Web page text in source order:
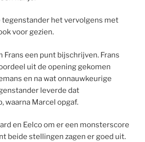
tegenstander het vervolgens met
voor gezien.
Frans een punt bijschrijven. Frans
uit de opening gekomen
en na wat onnauwkeurige
leverde dat
waarna Marcel opgaf.
en Eelco om er een monsterscore
beide stellingen zagen er goed uit.